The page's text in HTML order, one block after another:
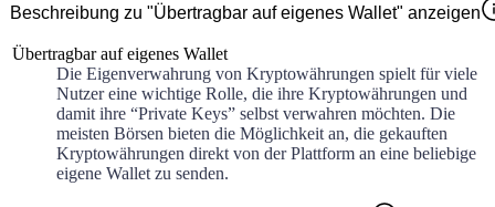
Beschreibung zu "Übertragbar auf eigenes Wallet" anzeigen
Übertragbar auf eigenes Wallet
Die Eigenverwahrung von Kryptowährungen spielt für viele
Nutzer eine wichtige Rolle, die ihre Kryptowährungen und
damit ihre “Private Keys” selbst verwahren möchten. Die
meisten Börsen bieten die Möglichkeit an, die gekauften
Kryptowährungen direkt von der Plattform an eine beliebige
eigene Wallet zu senden.